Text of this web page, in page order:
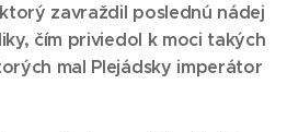
ktorý zavraždil poslednú nádej
čím priviedol k moci takých
mal Plejádsky imperátor